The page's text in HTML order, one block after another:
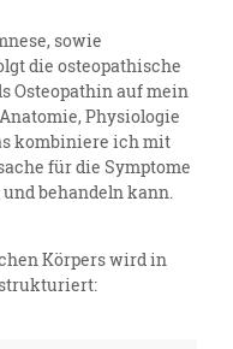
sowie
die osteopathische
Osteopathin auf mein
Physiologie
kombiniere ich mit
für die Symptome
behandeln kann.
Körpers wird in